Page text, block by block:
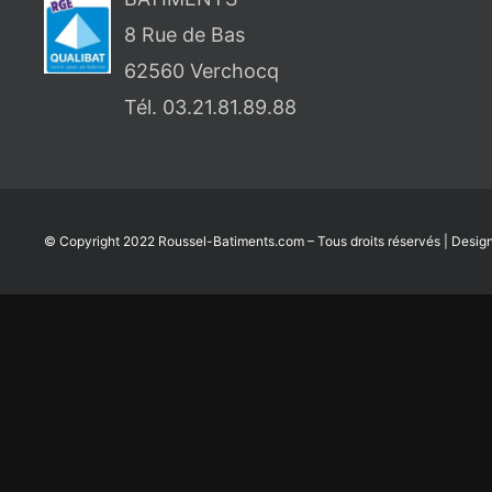
8 Rue de Bas
62560 Verchocq
Tél. 03.21.81.89.88
© Copyright 2022 Roussel-Batiments.com – Tous droits réservés |